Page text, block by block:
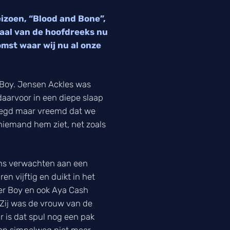
“Blood and Bone”,
van de hoofdreeks nu
waar wij nu al onze
Jensen Ackles was
in een diepe slaap
maar vreemd dat we
hem ziet, net zoals
verwachten aan een
vijftig en duikt in het
Boy en ook Aya Cash
was de vrouw van de
is dat spul nog een pak